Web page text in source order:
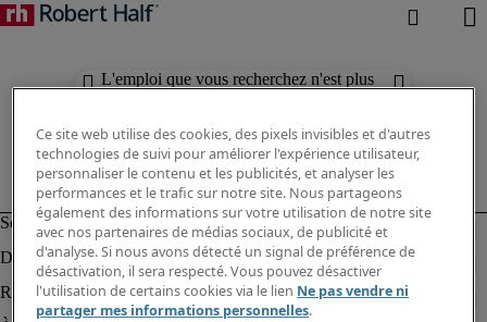
L'emploi que vous recherchez n'est plus
Ce site web utilise des cookies, des pixels invisibles et d'autres
technologies de suivi pour améliorer l'expérience utilisateur,
personnaliser le contenu et les publicités, et analyser les
performances et le trafic sur notre site. Nous partageons
également des informations sur votre utilisation de notre site
avec nos partenaires de médias sociaux, de publicité et
d'analyse. Si nous avons détecté un signal de préférence de
désactivation, il sera respecté. Vous pouvez désactiver
l'utilisation de certains cookies via le lien Ne pas vendre ni
partager mes informations personnelles.